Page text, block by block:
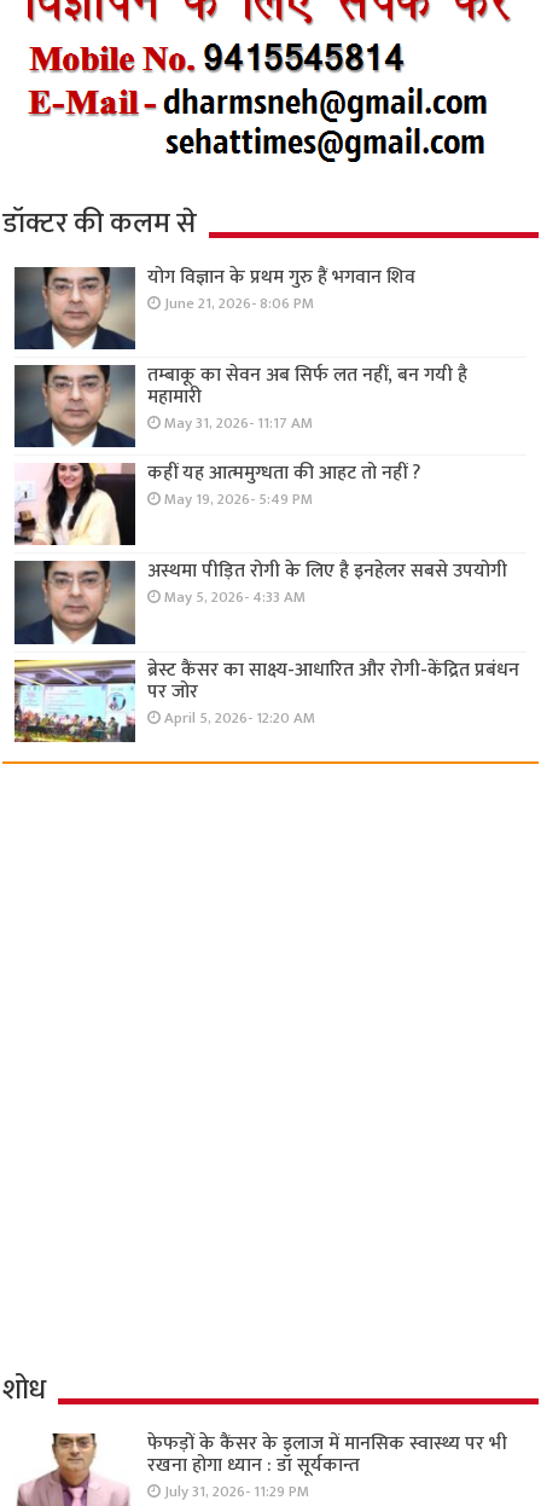
डॉक्टर की कलम से
योग विज्ञान के प्रथम गुरु हैं भगवान शिव
June 21, 2026- 8:06 PM
तम्बाकू का सेवन अब सिर्फ लत नहीं, बन गयी है
महामारी
May 31, 2026- 11:17 AM
कहीं यह आत्ममुग्धता की आहट तो नहीं ?
May 19, 2026- 5:49 PM
अस्थमा पीड़ित रोगी के लिए है इनहेलर सबसे उपयोगी
May 5, 2026- 4:33 AM
ब्रेस्ट कैंसर का साक्ष्य-आधारित और रोगी-केंद्रित प्रबंधन
पर जोर
April 5, 2026- 12:20 AM
शोध
फेफड़ों के कैंसर के इलाज में मानसिक स्वास्थ्य पर भी
रखना होगा ध्यान : डॉ सूर्यकान्त
July 31, 2026- 11:29 PM